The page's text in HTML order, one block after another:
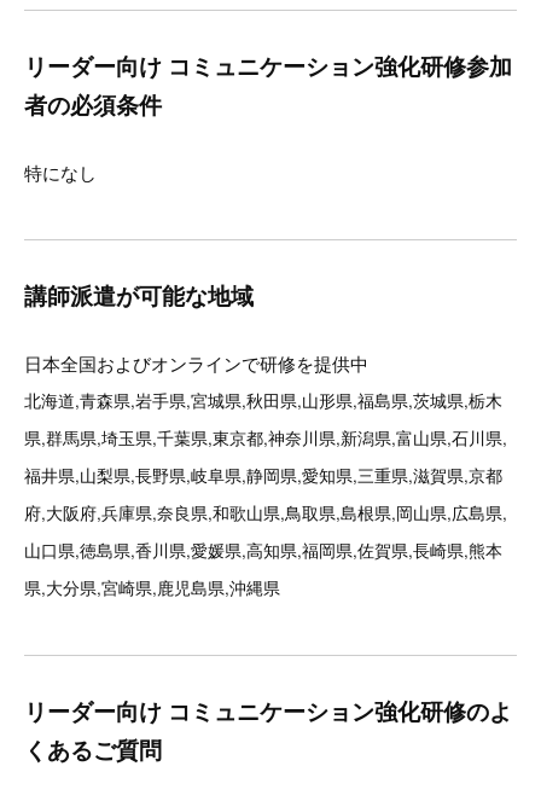
リーダー向け コミュニケーション強化研修参加
者の必須条件
特になし
講師派遣が可能な地域
日本全国およびオンラインで研修を提供中
北海道,青森県,岩手県,宮城県,秋田県,山形県,福島県,茨城県,栃木
県,群馬県,埼玉県,千葉県,東京都,神奈川県,新潟県,富山県,石川県,
福井県,山梨県,長野県,岐阜県,静岡県,愛知県,三重県,滋賀県,京都
府,大阪府,兵庫県,奈良県,和歌山県,鳥取県,島根県,岡山県,広島県,
山口県,徳島県,香川県,愛媛県,高知県,福岡県,佐賀県,長崎県,熊本
県,大分県,宮崎県,鹿児島県,沖縄県
リーダー向け コミュニケーション強化研修のよ
くあるご質問